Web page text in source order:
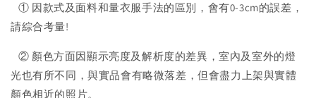
① 因款式及面料和量衣服手法的區別，會有0-3cm的誤差，
請綜合考量!
② 顏色方面因顯示亮度及解析度的差異，室內及室外的燈
光也有所不同，與實品會有略微落差，但會盡力上架與實體
顏色相近的照片。